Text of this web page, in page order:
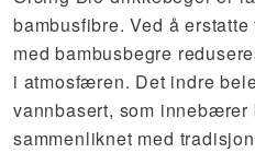
bambusfibre. Ved å
med bambusbegre
i atmosfæren. Det indre
vannbasert, som
sammenliknet med